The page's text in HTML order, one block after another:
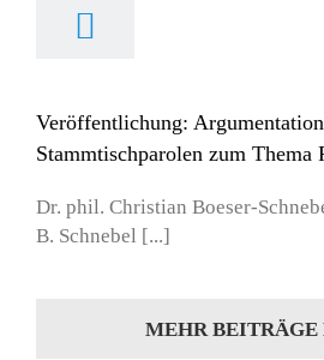
Veröffentlichung:
Stammtischparolen zum Thema
Dr. phil. Christian Boeser-
B. Schnebel [...]
MEHR BEITRÄGE